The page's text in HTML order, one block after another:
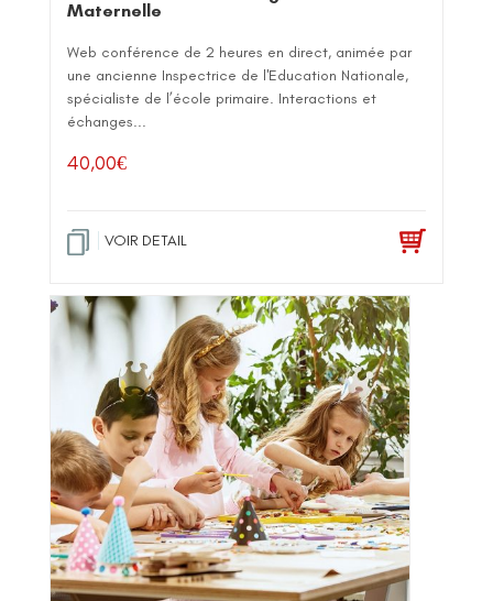
Maternelle
Web conférence de 2 heures en direct, animée par
une ancienne Inspectrice de l'Education Nationale,
spécialiste de l’école primaire. Interactions et
échanges...
40,00€
VOIR DETAIL